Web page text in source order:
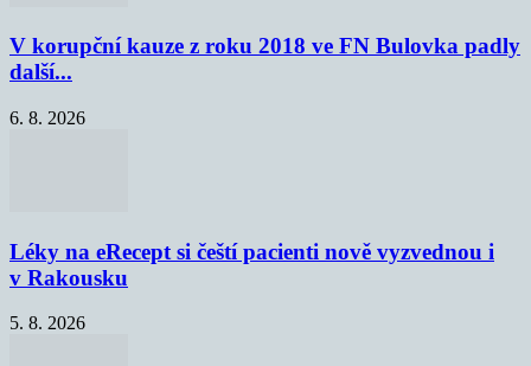
V korupční kauze z roku 2018 ve FN Bulovka padly
další...
6. 8. 2026
Léky na eRecept si čeští pacienti nově vyzvednou i
v Rakousku
5. 8. 2026